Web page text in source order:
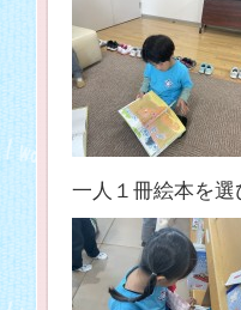
一人１冊絵本を選